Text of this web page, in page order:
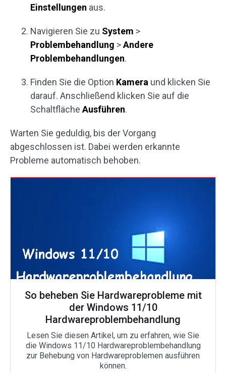
Einstellungen aus.
Navigieren Sie zu System >
Problembehandlung >Andere
Problembehandlungen.
Finden Sie die Option Kamera und klicken Sie
darauf. Anschließend klicken Sie auf die
Schaltfläche Ausführen.
Warten Sie geduldig, bis der Vorgang
abgeschlossen ist. Dabei werden erkannte
Probleme automatisch behoben.
So beheben Sie Hardwareprobleme mit
der Windows 11/10
Hardwareproblembehandlung
Lesen Sie diesen Artikel, um zu erfahren, wie Sie
die Windows 11/10 Hardwareproblembehandlung
zur Behebung von Hardwareproblemen ausführen
können.